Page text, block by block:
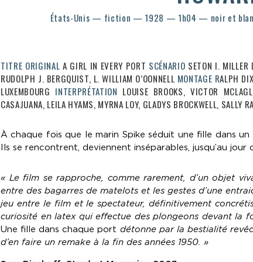
États-Unis — fiction — 1928 — 1h04 — noir et
TITRE ORIGINAL A GIRL IN EVERY PORT SCÉNARIO SETON I. MILLER
RUDOLPH J. BERGQUIST, L. WILLIAM O’OONNELL MONTAGE RALPH
LUXEMBOURG INTERPRÉTATION LOUISE BROOKS, VICTOR
CASAJUANA, LEILA HYAMS, MYRNA LOY, GLADYS BROCKWELL, SALLY
À chaque fois que le marin Spike séduit une fille dans
Ils se rencontrent, deviennent inséparables, jusqu’au jour
« Le film se rapproche, comme rarement, d’un objet
entre des bagarres de matelots et les gestes d’une
jeu entre le film et le spectateur, définitivement
curiosité en latex qui effectue des plongeons devant la
Une fille dans chaque port détonne par la bestialité
d’en faire un remake à la fin des années 1950. »